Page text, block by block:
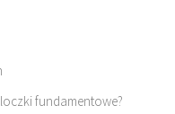
fundamentowe?